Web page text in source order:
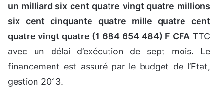
un milliard six cent quatre vingt quatre millions
six cent cinquante quatre mille quatre cent
quatre vingt quatre (1 684 654 484) F CFA TTC
avec un délai d’exécution de sept mois. Le
financement est assuré par le budget de l’Etat,
gestion 2013.